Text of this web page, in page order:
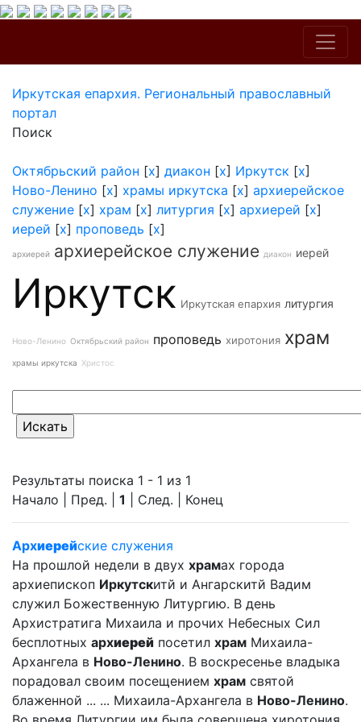
Иркутская епархия. Региональный православный
портал
Поиск
Октябрьский район [x] диакон [x] Иркутск [x]
Ново-Ленино [x] храмы иркутска [x] архиерейское
служение [x] храм [x] литургия [x] архиерей [x]
иерей [x] проповедь [x]
архиерей архиерейское служение диакон иерей
Иркутск Иркутская епархия литургия
Ново-Ленино Октябрьский район проповедь хиротония храм
храмы иркутска Христос
Результаты поиска 1 - 1 из 1
Начало | Пред. | 1 | След. | Конец
Архиерейские служения
На прошлой недели в двух храмах города
архиепископ Иркутскитй и Ангарскитй Вадим
служил Божественную Литургию. В день
Архистратига Михаила и прочих Небесных Сил
бесплотных архиерей посетил храм Михаила-
Архангела в Ново-Ленино. В воскресенье владыка
порадовал своим посещением храм святой
блаженной ... ... Михаила-Архангела в Ново-Ленино.